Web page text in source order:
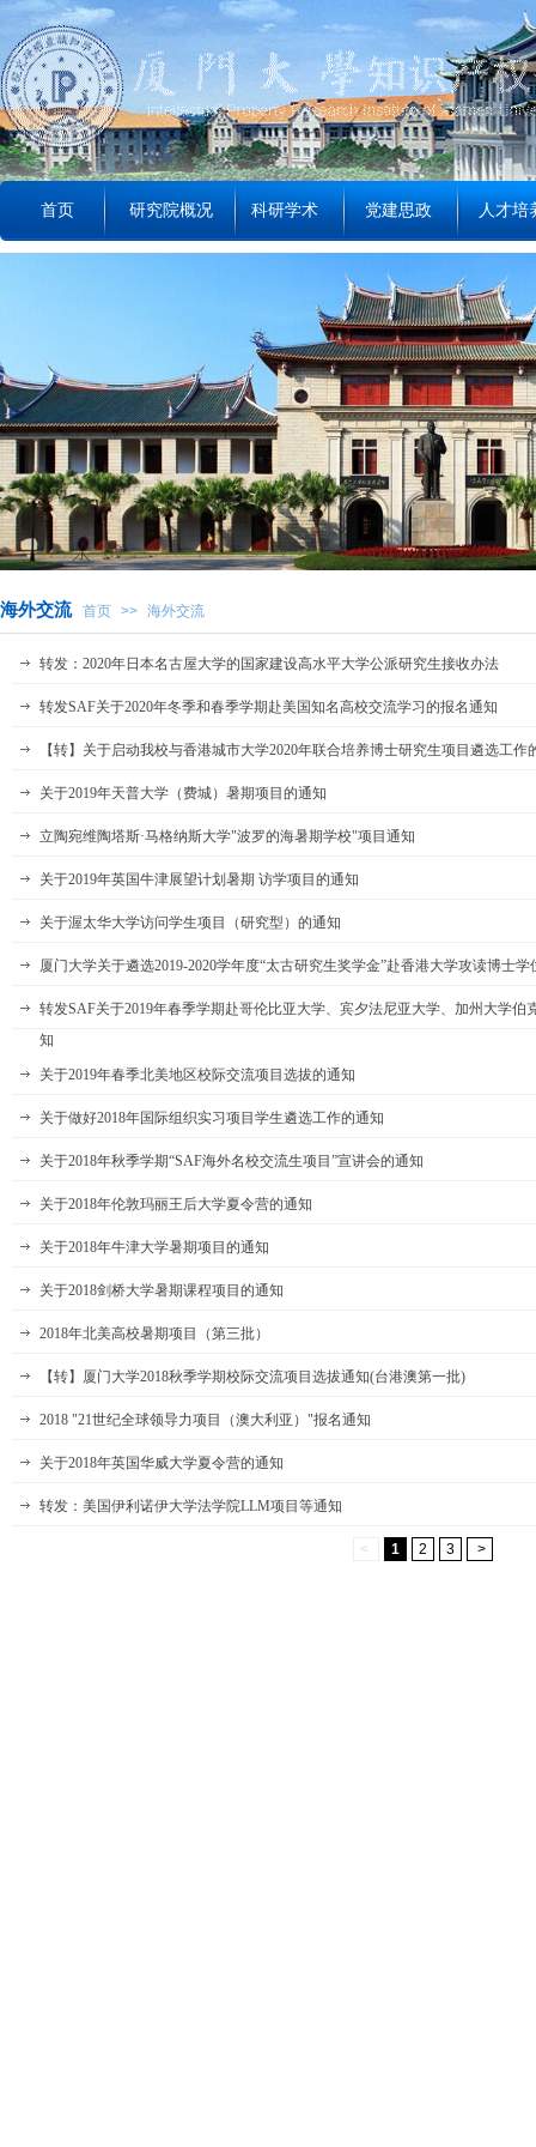
海外交流 首页 >> 海外交流
转发：2020年日本名古屋大学的国家建设高水平大学公派研究生接收办法
转发SAF关于2020年冬季和春季学期赴美国知名高校交流学习的报名通知
【转】关于启动我校与香港城市大学2020年联合培养博士研究生项目遴选工作
关于2019年天普大学（费城）暑期项目的通知
立陶宛维陶塔斯·马格纳斯大学"波罗的海暑期学校"项目通知
关于2019年英国牛津展望计划暑期 访学项目的通知
关于渥太华大学访问学生项目（研究型）的通知
厦门大学关于遴选2019-2020学年度“太古研究生奖学金”赴香港大学攻读博士
转发SAF关于2019年春季学期赴哥伦比亚大学、宾夕法尼亚大学、加州大学
知
关于2019年春季北美地区校际交流项目选拔的通知
关于做好2018年国际组织实习项目学生遴选工作的通知
关于2018年秋季学期“SAF海外名校交流生项目”宣讲会的通知
关于2018年伦敦玛丽王后大学夏令营的通知
关于2018年牛津大学暑期项目的通知
关于2018剑桥大学暑期课程项目的通知
2018年北美高校暑期项目（第三批）
【转】厦门大学2018秋季学期校际交流项目选拔通知(台港澳第一批)
2018 "21世纪全球领导力项目（澳大利亚）"报名通知
关于2018年英国华威大学夏令营的通知
转发：美国伊利诺伊大学法学院LLM项目等通知
< 1 2 3 >
首页 研究院概况 科研学术 党建思政 人才培